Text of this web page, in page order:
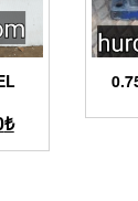
₺